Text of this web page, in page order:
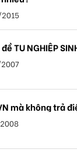
TU NGHIỆP
mà không trả